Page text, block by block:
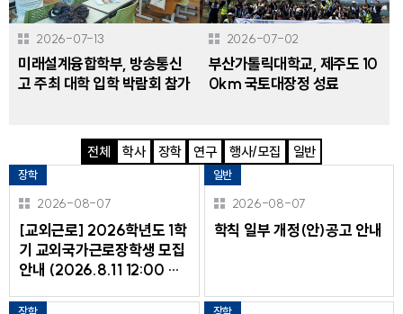
2026-07-13
미래설계융합학부, 방송통신
고 주최 대학 입학 박람회 참가
2026-07-02
부산가톨릭대학교, 제주도 10
0km 국토대장정 성료
전체 학사 장학 연구 행사/모집 일반
전
체
장학
2026-08-07
[교외근로] 2026학년도 1학
기 교외국가근로장학생 모집
안내 (2026.8.11 12:00 ~
장학
일반
2026-08-07
학칙 일부 개정(안)공고 안내
장학